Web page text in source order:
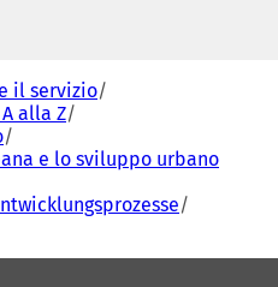
n
il servizio
alla Z
e lo sviluppo urbano